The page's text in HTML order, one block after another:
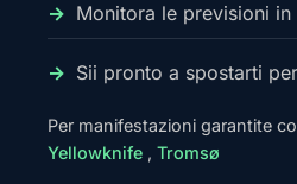
Monitora le previsioni
Sii pronto a spostarti
Per manifestazioni garantite
Yellowknife , Tromsø